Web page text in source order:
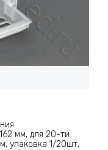
мм, для 20-ти
упаковка 1/20шт,